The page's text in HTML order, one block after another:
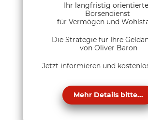
Ihr langfristig
Börsendienst
für Vermögen und
Die Strategie für Ihre
von Oliver Baron
Jetzt informieren und
Mehr Details bitte...